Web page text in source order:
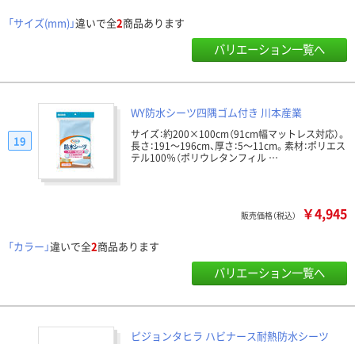
「サイズ(mm)」違いで全2商品あります
バリエーション一覧へ
WY防水シーツ四隅ゴム付き 川本産業
サイズ：約200×100cm（91cm幅マットレス対応）。
長さ：191～196cm、厚さ：5～11cm。素材：ポリエス
テル100％（ポリウレタンフィル …
19
販売価格（税込） ￥4,945
「カラー」違いで全2商品あります
バリエーション一覧へ
ピジョンタヒラ ハビナース耐熱防水シーツ